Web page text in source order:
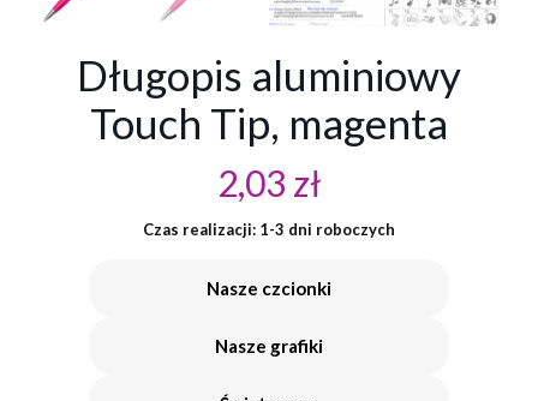
Długopis aluminiowy
Touch Tip, magenta
2,03 zł
Czas realizacji: 1-3 dni roboczych
Nasze czcionki
Nasze grafiki